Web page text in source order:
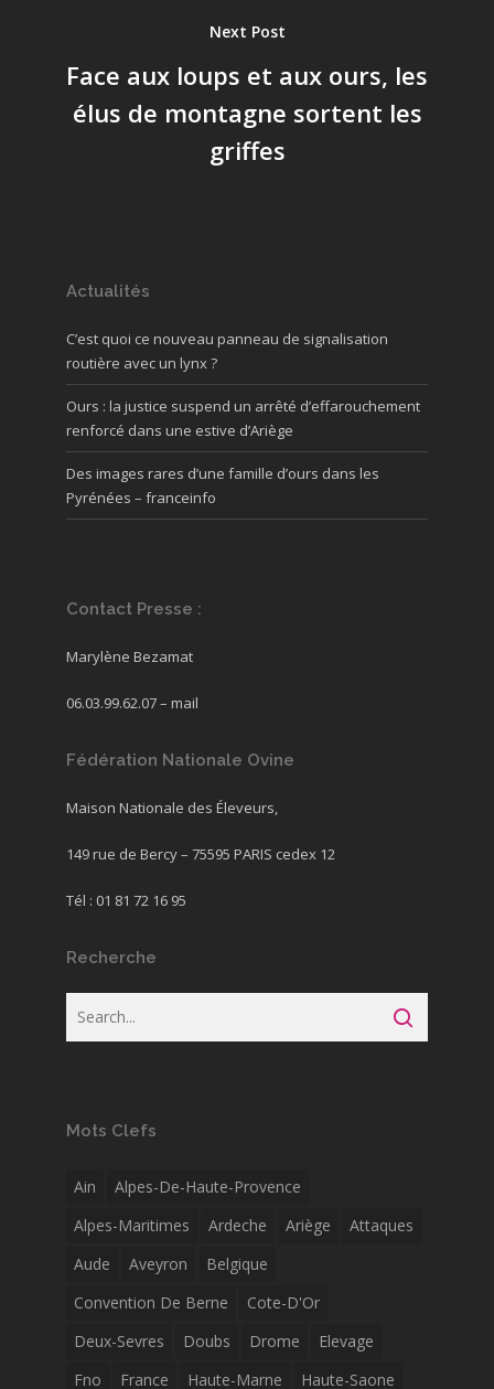
Next Post
Face aux loups et aux ours, les
élus de montagne sortent les
griffes
Actualités
C’est quoi ce nouveau panneau de signalisation
routière avec un lynx ?
Ours : la justice suspend un arrêté d’effarouchement
renforcé dans une estive d’Ariège
Des images rares d’une famille d’ours dans les
Pyrénées – franceinfo
Contact Presse :
Marylène Bezamat
06.03.99.62.07 – mail
Fédération Nationale Ovine
Maison Nationale des Éleveurs,
149 rue de Bercy – 75595 PARIS cedex 12
Tél : 01 81 72 16 95
Recherche
Mots Clefs
Ain
Alpes-De-Haute-Provence
Alpes-Maritimes
Ardeche Ariège
Attaques
Aude
Aveyron
Belgique
Convention De Berne
Cote-D'Or
Deux-Sevres
Doubs Drome
Elevage
Fno
France Haute-Marne Haute-Saone